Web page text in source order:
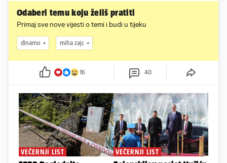
Odaberi temu koju želiš pratiti
Primaj sve nove vijesti o temi i budi u tijeku
dinamo miha zajc
16 40